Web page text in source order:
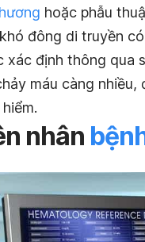
hoặc phẫu
đông di truyền
xác định thông qua
máu càng
nhân